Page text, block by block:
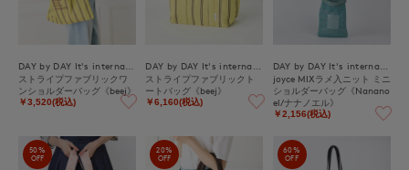
ストライプファブリックワ
ンショルダーバッグ《beej》
￥3,520(税込)
ストライプファブリックト
ートバッグ《beej》
￥6,160(税込)
joyce MIXラメ入ニット ミニ
ショルダーバッグ《Nanano
el/ナナノエル》
￥2,156(税込)
50%
OFF
20%
OFF
60%
OFF